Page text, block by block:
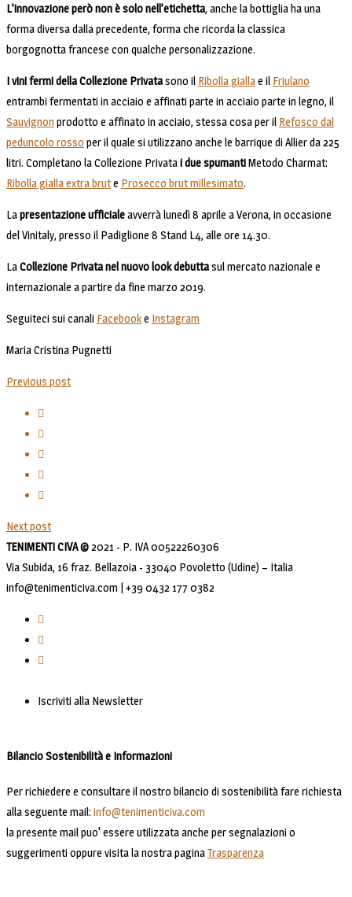
L’innovazione però non è solo nell’etichetta, anche la bottiglia ha una
forma diversa dalla precedente, forma che ricorda la classica
borgognotta francese con qualche personalizzazione.
I vini fermi della Collezione Privatasono il Ribolla giallae il Friulano
entrambi fermentati in acciaio e affinati parte in acciaio parte in legno, il
Sauvignon prodotto e affinato in acciaio, stessa cosa per il Refosco dal
peduncolo rosso per il quale si utilizzano anche le barrique di Allier da 225
litri. Completano la Collezione Privatai due spumantiMetodo Charmat:
Ribolla gialla extra brute Prosecco brut millesimato.
Lapresentazione ufficialeavverrà lunedì 8 aprile a Verona, in occasione
del Vinitaly, presso il Padiglione 8 Stand L4, alle ore 14.30.
LaCollezione Privata nel nuovo look debuttasul mercato nazionale e
internazionale a partire da fine marzo 2019.
Seguiteci sui canali Facebooke Instagram
Maria Cristina Pugnetti
Previous post
Next post
TENIMENTI CIVA ©2021 - P. IVA 00522260306
Via Subida, 16 fraz. Bellazoia - 33040 Povoletto (Udine) – Italia
info@tenimenticiva.com | +39 0432 177 0382
Iscriviti alla Newsletter
Bilancio Sostenibilità e Informazioni
Per richiedere e consultare il nostro bilancio di sostenibilità fare richiesta
alla seguente mail: info@tenimenticiva.com
la presente mail puo' essere utilizzata anche per segnalazioni o
suggerimenti oppure visita la nostra paginaTrasparenza